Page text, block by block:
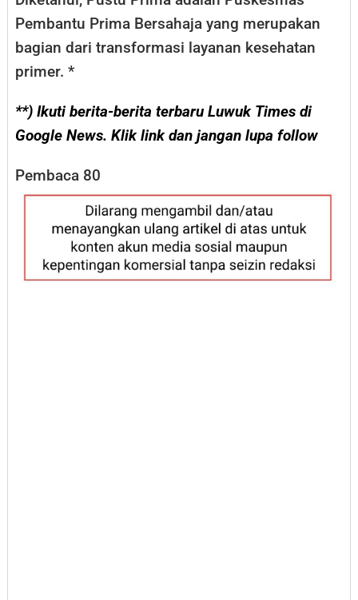
Pembantu Prima Bersahaja yang merupakan
bagian dari transformasi layanan kesehatan
primer. *
**) Ikuti berita-berita terbaru Luwuk Times di
Google News. Klik link dan jangan lupa follow
Pembaca 80